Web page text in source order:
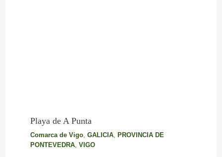
Playa de A Punta
Comarca de Vigo, GALICIA, PROVINCIA DE
PONTEVEDRA, VIGO